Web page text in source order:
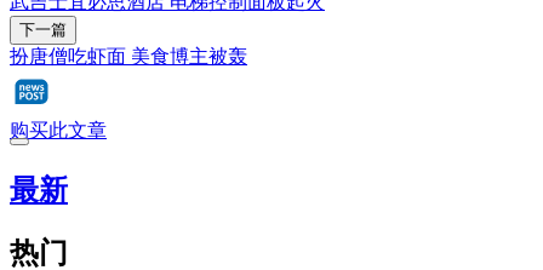
下一篇
扮唐僧吃虾面 美食博主被轰
购买此文章
最新
热门